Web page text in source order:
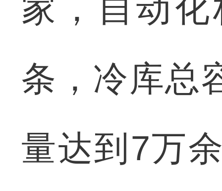
家，自动
条，冷库总
量达到7万